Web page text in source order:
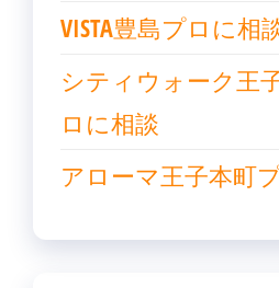
VISTA豊島プロに相
シティウォーク王
ロに相談
アローマ王子本町